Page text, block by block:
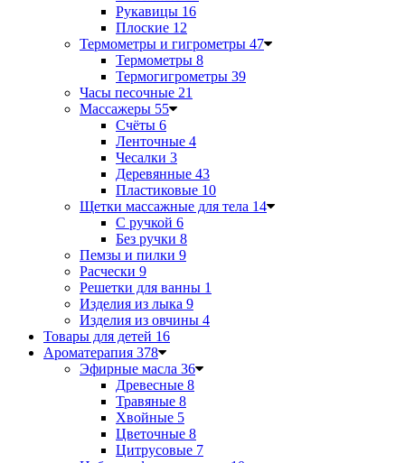
Рукавицы 16
Плоские 12
Термометры и гигрометры 47
Термометры 8
Термогигрометры 39
Часы песочные 21
Массажеры 55
Счёты 6
Ленточные 4
Чесалки 3
Деревянные 43
Пластиковые 10
Щетки массажные для тела 14
С ручкой 6
Без ручки 8
Пемзы и пилки 9
Расчески 9
Решетки для ванны 1
Изделия из лыка 9
Изделия из овчины 4
Товары для детей 16
Ароматерапия 378
Эфирные масла 36
Древесные 8
Травяные 8
Хвойные 5
Цветочные 8
Цитрусовые 7